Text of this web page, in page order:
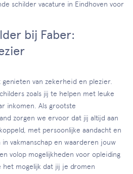
schilder vacature in Eindhoven voor
bij Faber:
van zekerheid en plezier.
zoals jij te helpen met leuke
inkomen. Als grootste
zorgen we ervoor dat jij altijd aan
met persoonlijke aandacht en
vakmanschap en waarderen jouw
volop mogelijkheden voor opleiding
het mogelijk dat jij je dromen